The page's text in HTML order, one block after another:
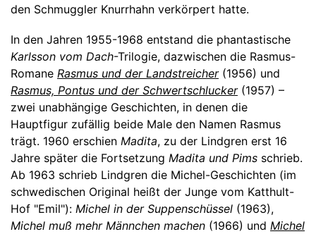
den Schmuggler Knurrhahn verkörpert hatte.
In den Jahren 1955-1968 entstand die phantastische
Karlsson vom Dach-Trilogie, dazwischen die Rasmus-
Romane Rasmus und der Landstreicher(1956) und
Rasmus, Pontus und der Schwertschlucker(1957) –
zwei unabhängige Geschichten, in denen die
Hauptfigur zufällig beide Male den Namen Rasmus
trägt. 1960 erschien Madita, zu der Lindgren erst 16
Jahre später die Fortsetzung Madita und Pims schrieb.
Ab 1963 schrieb Lindgren die Michel-Geschichten (im
schwedischen Original heißt der Junge vom Katthult-
Hof "Emil"): Michel in der Suppenschüssel (1963),
Michel muß mehr Männchen machen (1966) und Michel